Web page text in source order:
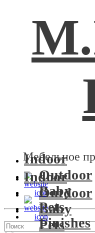
Мебельное
Indoor
Outdoor
Baby
Pets
Finishes
Indoor
Outdoor
Baby
Pets